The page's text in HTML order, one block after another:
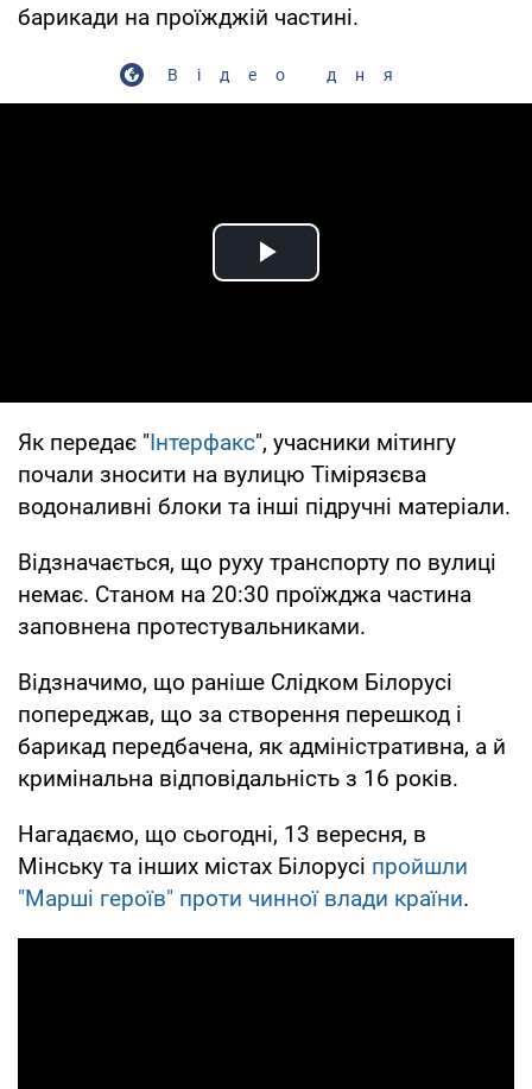
барикади на проїжджій частині.
Відео дня
Play Video
Як передає "Інтерфакс", учасники мітингу
почали зносити на вулицю Тімірязєва
водоналивні блоки та інші підручні матеріали.
Відзначається, що руху транспорту по вулиці
немає. Станом на 20:30 проїжджа частина
заповнена протестувальниками.
Відзначимо, що раніше Слідком Білорусі
попереджав, що за створення перешкод і
барикад передбачена, як адміністративна, а й
кримінальна відповідальність з 16 років.
Нагадаємо, що сьогодні, 13 вересня, в
Мінську та інших містах Білорусі пройшли
"Марші героїв" проти чинної влади країни.